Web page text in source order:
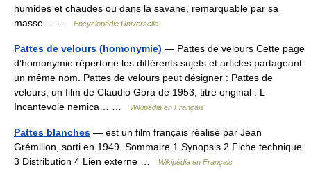
humides et chaudes ou dans la savane, remarquable par sa
masse… …
Encyclopédie Universelle
Pattes de velours (homonymie) — Pattes de velours Cette page
d’homonymie répertorie les différents sujets et articles partageant
un même nom. Pattes de velours peut désigner : Pattes de
velours, un film de Claudio Gora de 1953, titre original : L
Incantevole nemica… …
Wikipédia en Français
Pattes blanches — est un film français réalisé par Jean
Grémillon, sorti en 1949. Sommaire 1 Synopsis 2 Fiche technique
3 Distribution 4 Lien externe …
Wikipédia en Français